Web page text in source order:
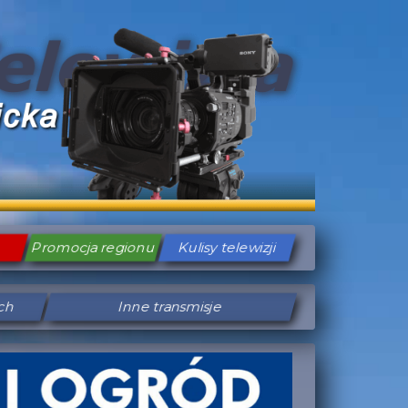
Promocja regionu Kulisy telewizji
Inne transmisje